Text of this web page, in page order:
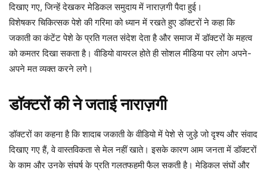
दिखाए गए, जिन्हें देखकर मेडिकल समुदाय में नाराज़गी पैदा हुई।
विशेषकर चिकित्सक पेशे की गरिमा को ध्यान में रखते हुए डॉक्टरों ने कहा कि
जकाती का कंटेंट पेशे के प्रति गलत संदेश देता है और समाज में डॉक्टरों के महत्व
को कमतर दिखा सकता है। वीडियो वायरल होते ही सोशल मीडिया पर लोग अपने-
अपने मत व्यक्त करने लगे।
डॉक्टरों की ने जताई नाराज़गी
डॉक्टरों का कहना है कि शादाब जकाती के वीडियो में पेशे से जुड़े जो दृश्य और संवाद
दिखाए गए हैं, वे वास्तविकता से मेल नहीं खाते। इसके कारण आम जनता में डॉक्टरों
के काम और उनके संघर्ष के प्रति गलतफहमी फैल सकती है। मेडिकल संघों और